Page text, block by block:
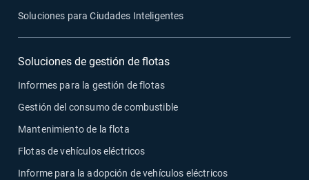
Soluciones para Ciudades Inteligentes
Soluciones de gestión de flotas
Informes para la gestión de flotas
Gestión del consumo de combustible
Mantenimiento de la flota
Flotas de vehículos eléctricos
Informe para la adopción de vehículos eléctricos